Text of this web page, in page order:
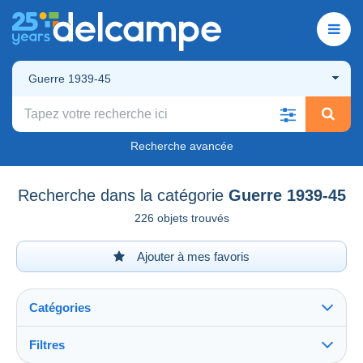
Guerre 1939-45
Recherche avancée
Recherche dans la catégorie Guerre 1939-45
226 objets trouvés
Ajouter à mes favoris
Catégories
Filtres